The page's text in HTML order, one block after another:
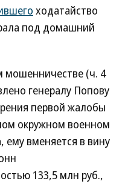
ходатайство
под домашний
мошенничестве (ч. 4
генералу Попову
первой жалобы
окружном военном
ему вменяется в вину
133,5 млн руб.,